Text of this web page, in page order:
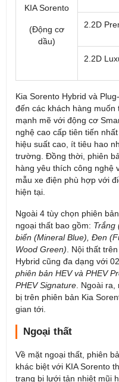
KIA Sorento
(Động cơ
dầu)
2.2D
2.2D
Kia Sorento Hybrid và
đến các khách hàng muốn
mạnh mẽ với động cơ
nghệ cao cấp tiên tiến
hiệu suất cao, ít tiêu hao
trường. Đồng thời, phiên
hàng yêu thích công nghệ
mẫu xe điện phù hợp với
hiện tại.
Ngoài 4 tùy chọn phiên
ngoại thất bao gồm: Trắng
biển (Mineral Blue), Đen
Wood Green). Nội thất
Hybrid cũng đa dạng với
phiên bản HEV và PHEV
PHEV Signature. Ngoài ra,
bị trên phiên bản Kia
gian tới.
Ngoại thất
Về mặt ngoại thất, phiên
khác biệt với KIA Sorento
trang bị lưới tản nhiệt mũi